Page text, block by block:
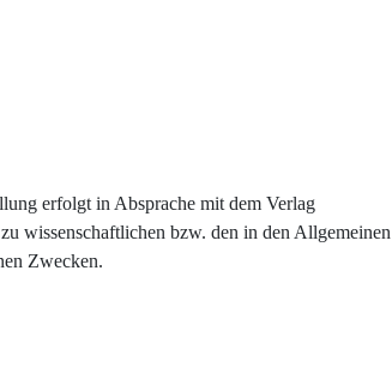
erfolgt in Absprache mit dem Verlag
wissenschaftlichen bzw. den in den Allgemeinen
Zwecken.